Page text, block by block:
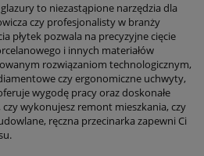
to niezastąpione narzędzia dla
czy profesjonalisty w branży
płytek pozwala na precyzyjne cięcie
i innych materiałów
rozwiązaniom technologicznym,
czy ergonomiczne uchwyty,
wygodę pracy oraz doskonałe
wykonujesz remont mieszkania, czy
ręczna przecinarka zapewni Ci